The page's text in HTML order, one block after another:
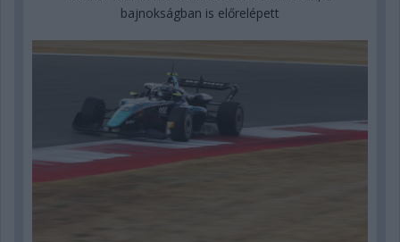
bajnokságban is előrelépett